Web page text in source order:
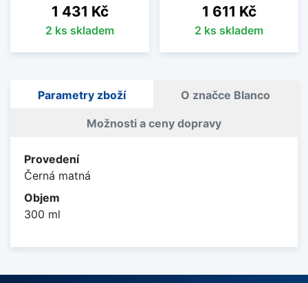
Cena
1 431 Kč
2 ks skladem
Cena
1 611 Kč
2 ks skladem
Parametry zboží O značce Blanco
Možnosti a ceny dopravy
Provedení
Černá matná
Objem
300 ml